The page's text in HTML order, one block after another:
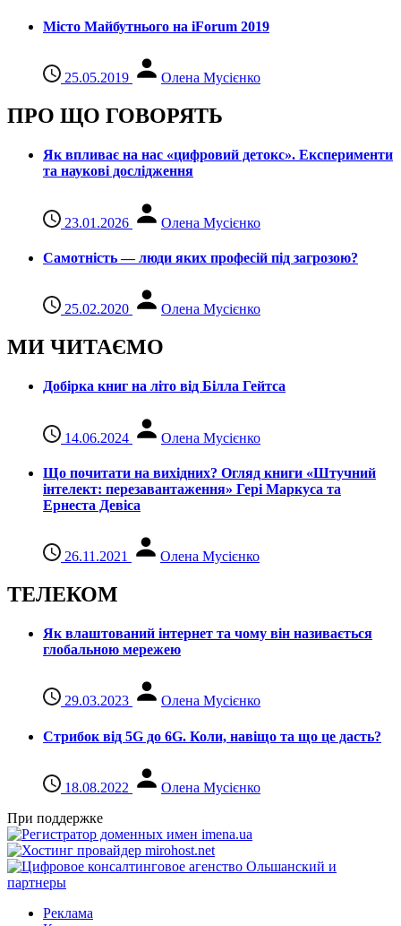
Місто Майбутнього на iForum 2019
25.05.2019 Олена Мусієнко
ПРО ЩО ГОВОРЯТЬ
Як впливає на нас «цифровий детокс». Експерименти
та наукові дослідження
23.01.2026 Олена Мусієнко
Самотність — люди яких професій під загрозою?
25.02.2020 Олена Мусієнко
МИ ЧИТАЄМО
Добірка книг на літо від Білла Гейтса
14.06.2024 Олена Мусієнко
Що почитати на вихідних? Огляд книги «Штучний
інтелект: перезавантаження» Гері Маркуса та
Ернеста Девіса
26.11.2021 Олена Мусієнко
ТЕЛЕКОМ
Як влаштований інтернет та чому він називається
глобальною мережею
29.03.2023 Олена Мусієнко
Стрибок від 5G до 6G. Коли, навіщо та що це даcть?
18.08.2022
Олена Мусієнко
При поддержке
Реклама